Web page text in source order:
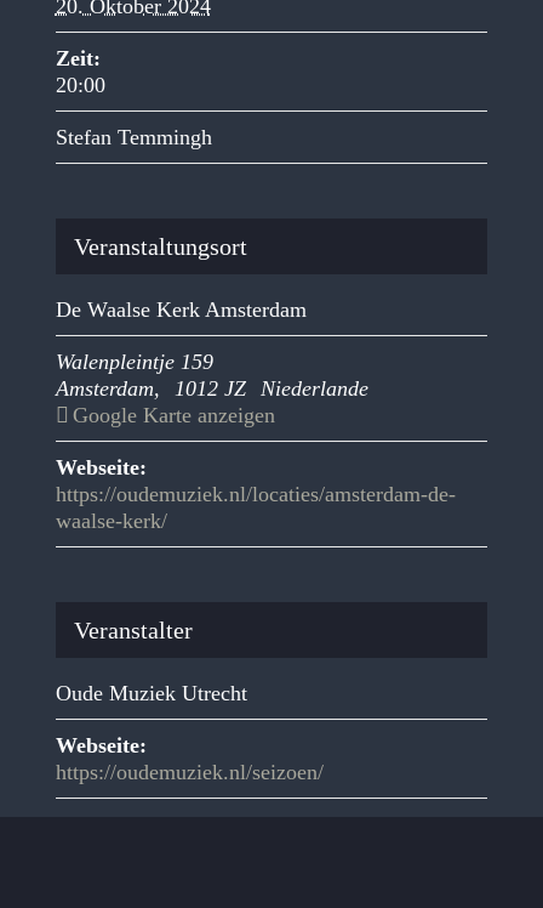
20. Oktober 2024
Zeit:
20:00
Stefan Temmingh
Veranstaltungsort
De Waalse Kerk Amsterdam
Walenpleintje 159
Amsterdam, 1012 JZ
Niederlande
Google Karte anzeigen
Webseite:
https://oudemuziek.nl/locaties/amsterdam-de-
waalse-kerk/
Veranstalter
Oude Muziek Utrecht
Webseite:
https://oudemuziek.nl/seizoen/